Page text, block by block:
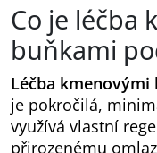
Co je léčba
buňkami
Léčba
je pokročilá,
využívá vlastní
přirozenému